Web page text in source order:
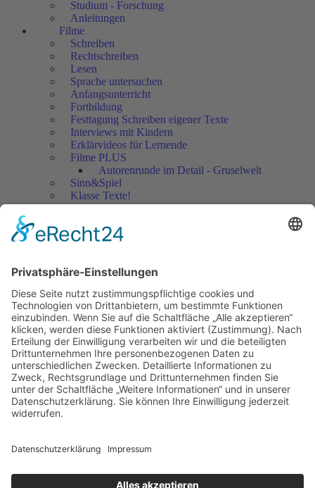
Studium - Forschung
Anleitungen
Filme
Schreiben
Rechtschreiben
Lesen
Sprache untersuchen
Anfangsunterricht
Fortbildung
Festtagung Schreiben eigener Texte
Interviews mit Kindern
Erklärvideos für Lernende
Filme PLUS
Autorenrunde im Detail - Gruselwelt
Sinn&Spiel
Klasse Texte!
Filmausschnitte Grundschule
Jedes Kind wertschätzen!
Artikel
Artikel 2018
Artikel 2017
Artikel 2016
Artikel 2015
Artikel 2014
Artikel 2013
Artikel 2012
Artikel bis 2011
Artikel zum Download - Religion
Artikel zum Download
Autorenrunden
Individuelle Lernwege Teil II A